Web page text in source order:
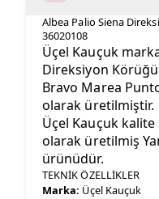
Albea Palio Siena
36020108
Üçel Kauçuk
Direksiyon
Bravo Marea
olarak üretilmiştir.
Üçel Kauçuk
olarak üretilmiş
ürünüdür.
TEKNİK ÖZELLİKLER
Marka: Üçel Kauçuk